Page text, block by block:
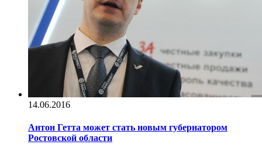
14.06.2016
Антон Гетта может стать новым губернатором
Ростовской области